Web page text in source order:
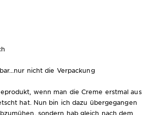
nicht die Verpackung
wenn man die Creme erstmal aus
hat. Nun bin ich dazu übergegangen
sondern hab gleich nach dem